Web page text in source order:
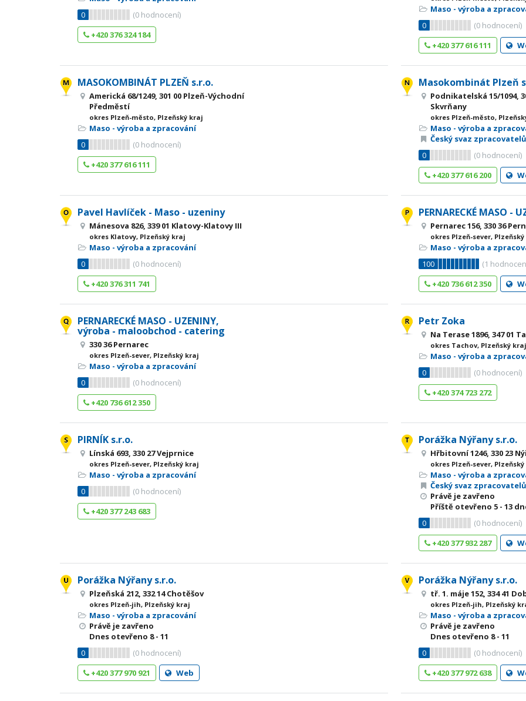
0
(0 hodnocení)
+420 376 324 184
Maso - výroba a
0
(0 hodnocení)
+420 377 616 111
MASOKOMBINÁT PLZEŇ s.r.o.
Americká 68/1249, 301 00 Plzeň-Východní
Předměstí
okres Plzeň-město, Plzeňský kraj
Maso - výroba a zpracování
0
(0 hodnocení)
+420 377 616 111
Masokombinát Plzeň
Podnikatelská 15/1094,
Skvrňany
okres Plzeň-město,
Maso - výroba a
Český svaz
0
(0 hodnocení)
+420 377 616 200
Pavel Havlíček - Maso - uzeniny
Mánesova 826, 339 01 Klatovy-Klatovy III
okres Klatovy, Plzeňský kraj
Maso - výroba a zpracování
0
(0 hodnocení)
+420 376 311 741
PERNARECKÉ MASO -
Pernarec 156, 330 36
okres Plzeň-sever,
Maso - výroba a
100
(1
+420 736 612 350
PERNARECKÉ MASO - UZENINY,
výroba - maloobchod - catering
330 36 Pernarec
okres Plzeň-sever, Plzeňský kraj
Maso - výroba a zpracování
0
(0 hodnocení)
+420 736 612 350
Petr Zoka
Na Terase 1896, 347 01
okres Tachov, Plzeňský kraj
Maso - výroba a
0
(0 hodnocení)
+420 374 723 272
PIRNÍK s.r.o.
Línská 693, 330 27 Vejprnice
okres Plzeň-sever, Plzeňský kraj
Maso - výroba a zpracování
0
(0 hodnocení)
+420 377 243 683
Porážka Nýřany s.r.o.
Hřbitovní 1246, 330 23
okres Plzeň-sever,
Maso - výroba a
Český svaz
Právě je zavřeno
Příště otevřeno 5 - 13
0
(0 hodnocení)
+420 377 932 287
Porážka Nýřany s.r.o.
Plzeňská 212, 332 14 Chotěšov
okres Plzeň-jih, Plzeňský kraj
Maso - výroba a zpracování
Právě je zavřeno
Dnes otevřeno 8 - 11
0
(0 hodnocení)
+420 377 970 921
Web
Porážka Nýřany s.r.o.
tř. 1. máje 152, 334 41
okres Plzeň-jih, Plzeňský
Maso - výroba a
Právě je zavřeno
Dnes otevřeno 8 - 11
0
(0 hodnocení)
+420 377 972 638